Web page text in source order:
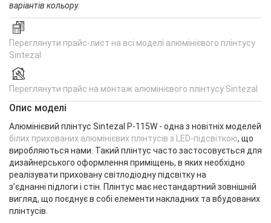
варіантів кольору.
Переглянути прайс-лист на всі моделі алюмінієвого плінтусу
Sintezal
Переглянути прайс на монтаж алюмінієвого плінтусу Sintezal
Опис моделі
Алюмінієвий плінтус Sintezal P-115W - одна з новітніх моделей
білих прихованих алюмінієвих плінтусів з LED-підсвіткою, що
виробляються нами. Такий плінтус часто застосовується для
дизайнерського оформлення приміщень, в яких необхідно
реалізувати приховану світлодіодну підсвітку на
з’єднанні підлоги і стін. Плінтус має нестандартний зовнішній
вигляд, що поєднує в собі елементи накладних та вбудованих
плінтусів.